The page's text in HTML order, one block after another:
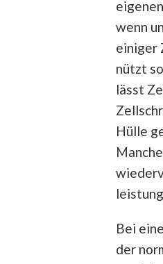
wenn
einiger
nützt
lässt
Hülle
Bei
der